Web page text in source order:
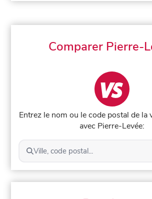
Comparer Pierre-
Entrez le nom ou le code postal de la
avec Pierre-Levée:
Ville, code postal...